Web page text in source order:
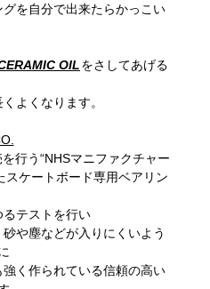
を自分で出来たらかっこい
OILをさしてあげる
よくなります。
行う“NHSマニファクチャー
スケートボード専用ベアリン
テストを行い
や塵などが入りにくいよう
く作られている信頼の高い